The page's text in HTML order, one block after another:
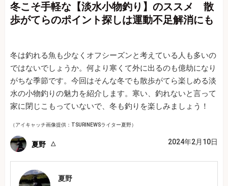
冬こそ手軽な【淡水小物釣り】のススメ 散
歩がてらのポイント探しは運動不足解消にも
冬は釣れる魚も少なくオフシーズンと考えている人も多いの
ではないでしょうか。何より寒くて外に出るのも億劫になり
がちな季節です。今回はそんな冬でも散歩がてら楽しめる淡
水の小物釣りの魅力を紹介します。寒い、釣れないと言って
家に閉じこもっていないで、冬も釣りを楽しみましょう！
（アイキャッチ画像提供：TSURINEWSライター夏野）
夏野 2024年2月10日
夏野